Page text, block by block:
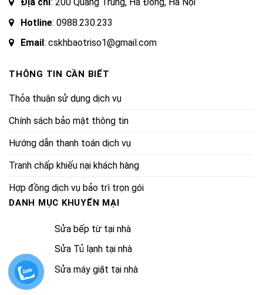
Hotline: 0988.230.233
Email: cskhbaotriso1@gmail.com
THÔNG TIN CẦN BIẾT
Thỏa thuận sử dụng dịch vụ
Chính sách bảo mật thông tin
Hướng dẫn thanh toán dịch vụ
Tranh chấp khiếu nại khách hàng
Hợp đồng dịch vụ bảo trì trọn gói
DANH MỤC KHUYẾN MẠI
Sửa bếp từ tại nhà
Sửa Tủ lạnh tại nhà
Sửa máy giặt tại nhà